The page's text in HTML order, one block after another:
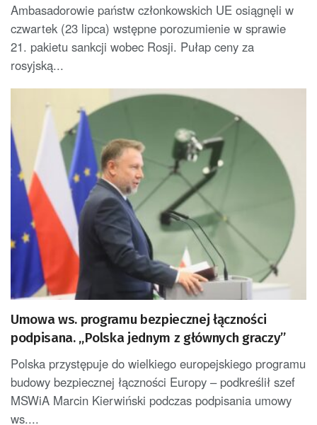
Ambasadorowie państw członkowskich UE osiągnęli w
czwartek (23 lipca) wstępne porozumienie w sprawie
21. pakietu sankcji wobec Rosji. Pułap ceny za
rosyjską...
Umowa ws. programu bezpiecznej łączności
podpisana. „Polska jednym z głównych graczy”
Polska przystępuje do wielkiego europejskiego programu
budowy bezpiecznej łączności Europy – podkreślił szef
MSWiA Marcin Kierwiński podczas podpisania umowy
ws....